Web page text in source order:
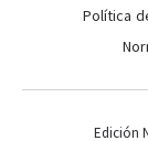
Política
Edición